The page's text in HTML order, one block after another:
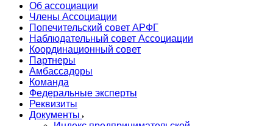
Об ассоциации
Члены Ассоциации
Попечительский совет АРФГ
Наблюдательный совет Ассоциации
Координационный совет
Партнеры
Амбассадоры
Команда
Федеральные эксперты
Реквизиты
Документы